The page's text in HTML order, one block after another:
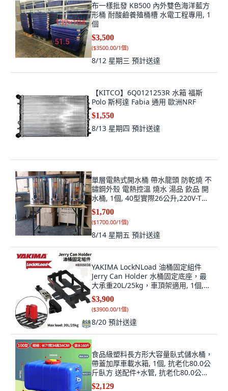
布一樣批發 KB500 內外雙色海洋藍方
形桶 耐酸鹼養殖桶槽 水電工程專用, 1
個
$3,500
($3500.00/1個)
8/12 星期三 預計送達
【KITCO】6Q0121253R 水箱 福斯
Polo 斯柯達 Fabia 通用 歐洲NRF
$1,550
8/13 星期四 預計送達
單層電熱式開水桶 帶水龍頭 防乾燒 不
鏽鋼外殼 電熱控溫 燒水 湯品 飲品 開
水桶, 1個, 40型實際26公升,220V-T字
插頭
$1,700
($1700.00/1個)
8/14 星期五 預計送達
YAKIMA LockNLoad 油桶固定組件
Jerry Can Holder 水桶固定底座，最
大承重20L/25kg，車頂架適用, 1個,
20L
$3,900
($3900.00/1個)
8/20 預計送達
食品級塑料長方形大容量臥式儲水桶，
帶蓋加厚車載水箱, 1個, 抗老化80.0公
斤臥方 送配件+水管, 抗老化80.0公斤
臥方
$2,129